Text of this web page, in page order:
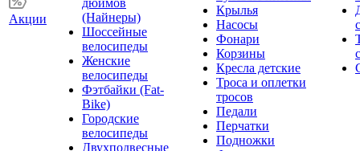
Акции
дюймов
(Найнеры)
Шоссейные
велосипеды
Женские
велосипеды
Фэтбайки (Fat-
Bike)
Городские
велосипеды
Двухподвесные
Крылья
Насосы
Фонари
Корзины
Кресла детские
Троса и оплетки
тросов
Педали
Перчатки
Подножки